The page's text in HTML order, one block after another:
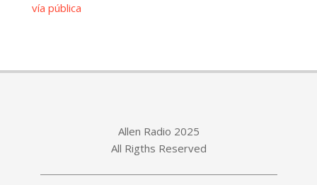
vía pública
Allen Radio 2025
All Rigths Reserved